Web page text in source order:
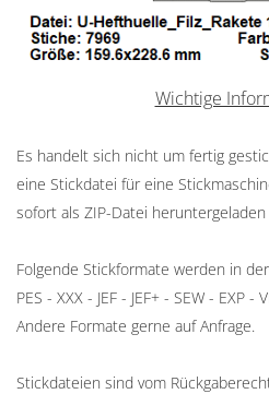
Wichtige
Es handelt sich nicht um fertig
eine Stickdatei für eine
sofort als ZIP-Datei
Folgende Stickformate werden in
PES - XXX - JEF - JEF+ - SEW - EXP -
Andere Formate gerne auf Anfrage.
Stickdateien sind vom